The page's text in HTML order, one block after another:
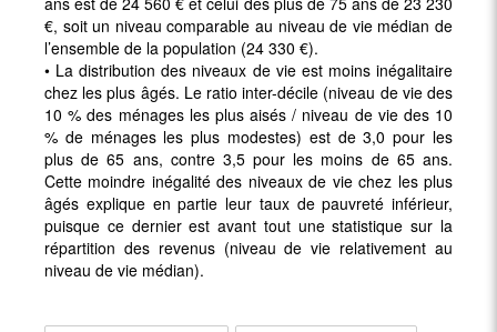
€, soit un niveau comparable au niveau de vie médian de
l’ensemble de la population (24 330 €).
• La distribution des niveaux de vie est moins inégalitaire
chez les plus âgés. Le ratio inter-décile (niveau de vie des
10 % des ménages les plus aisés / niveau de vie des 10
% de ménages les plus modestes) est de 3,0 pour les
plus de 65 ans, contre 3,5 pour les moins de 65 ans.
Cette moindre inégalité des niveaux de vie chez les plus
âgés explique en partie leur taux de pauvreté inférieur,
puisque ce dernier est avant tout une statistique sur la
répartition des revenus (niveau de vie relativement au
niveau de vie médian).